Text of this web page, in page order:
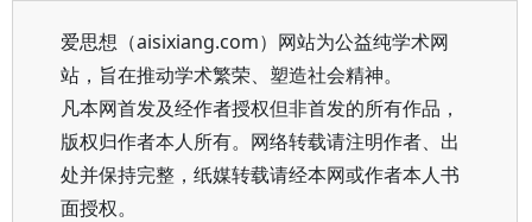
爱思想（aisixiang.com）网站为公益纯学术网
站，旨在推动学术繁荣、塑造社会精神。
凡本网首发及经作者授权但非首发的所有作品，
版权归作者本人所有。网络转载请注明作者、出
处并保持完整，纸媒转载请经本网或作者本人书
面授权。